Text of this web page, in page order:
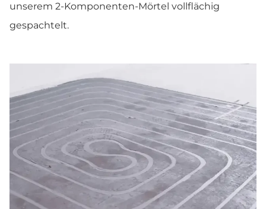
unserem 2-Komponenten-Mörtel vollflächig
gespachtelt.